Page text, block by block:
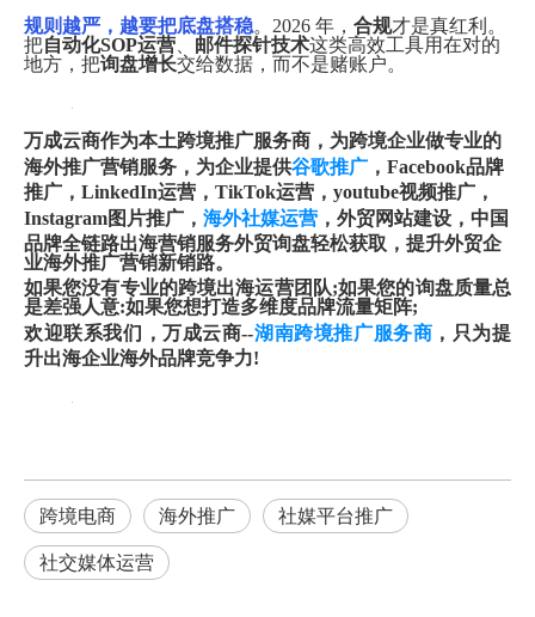
规则越严，越要把底盘搭稳。2026 年， 合规才是真红利。
把自动化SOP运营 邮件探针技术这类高效工具用在对的
地方，把询盘增长交给数据，而不是赌账户。
万成云商作为本土跨境推广服务商，为跨境企业做专业的
海外推广营销服务，为企业提供谷歌推广 ，Facebook品牌
推广，LinkedIn运营，TikTok运营，youtube视频推广，
Instagram图片推广， 海外社媒运营 ，外贸网站建设，中国
品牌全链路出海营销服务外贸询盘轻松获取，提升外贸企
业海外推广营销新销路。
如果您没有专业的跨境出海运营团队;如果您的询盘质量总
是差强人意:如果您想打造多维度品牌流量矩阵;
欢迎联系我们，万成云商--湖南跨境推广服务商 ，只为提
升出海企业海外品牌竞争力!
跨境电商 海外推广 社媒平台推广
社交媒体运营